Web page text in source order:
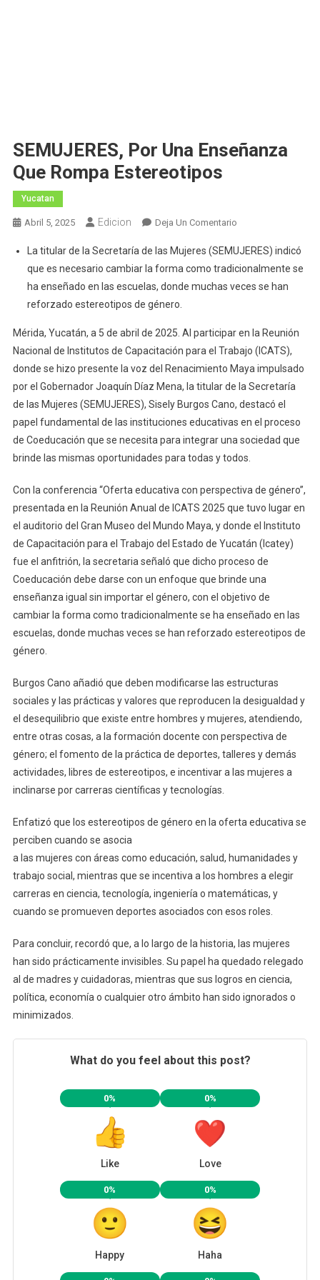
SEMUJERES, Por Una Enseñanza
Que Rompa Estereotipos
Yucatan
Abril 5, 2025 Edicion Deja Un ComentarioEn
Por
Una
Enseñanza
Estereotipos
La titular de la Secretaría de las Mujeres (SEMUJERES) indicó
que es necesario cambiar la forma como tradicionalmente se
ha enseñado en las escuelas, donde muchas veces se han
reforzado estereotipos de género.
Mérida, Yucatán, a 5 de abril de 2025. Al participar en la Reunión
Nacional de Institutos de Capacitación para el Trabajo (ICATS),
donde se hizo presente la voz del Renacimiento Maya impulsado
por el Gobernador Joaquín Díaz Mena, la titular de la Secretaría
de las Mujeres (SEMUJERES), Sisely Burgos Cano, destacó el
papel fundamental de las instituciones educativas en el proceso
de Coeducación que se necesita para integrar una sociedad que
brinde las mismas oportunidades para todas y todos.
Con la conferencia “Oferta educativa con perspectiva de género”,
presentada en la Reunión Anual de ICATS 2025 que tuvo lugar en
el auditorio del Gran Museo del Mundo Maya, y donde el Instituto
de Capacitación para el Trabajo del Estado de Yucatán (Icatey)
fue el anfitrión, la secretaria señaló que dicho proceso de
Coeducación debe darse con un enfoque que brinde una
enseñanza igual sin importar el género, con el objetivo de
cambiar la forma como tradicionalmente se ha enseñado en las
escuelas, donde muchas veces se han reforzado estereotipos de
género.
Burgos Cano añadió que deben modificarse las estructuras
sociales y las prácticas y valores que reproducen la desigualdad y
el desequilibrio que existe entre hombres y mujeres, atendiendo,
entre otras cosas, a la formación docente con perspectiva de
género; el fomento de la práctica de deportes, talleres y demás
actividades, libres de estereotipos, e incentivar a las mujeres a
inclinarse por carreras científicas y tecnologías.
Enfatizó que los estereotipos de género en la oferta educativa se
perciben cuando se asocia
a las mujeres con áreas como educación, salud, humanidades y
trabajo social, mientras que se incentiva a los hombres a elegir
carreras en ciencia, tecnología, ingeniería o matemáticas, y
cuando se promueven deportes asociados con esos roles.
Para concluir, recordó que, a lo largo de la historia, las mujeres
han sido prácticamente invisibles. Su papel ha quedado relegado
al de madres y cuidadoras, mientras que sus logros en ciencia,
política, economía o cualquier otro ámbito han sido ignorados o
minimizados.
What do you feel about this post?
0%
Like
0%
Love
0%
Happy
0%
Haha